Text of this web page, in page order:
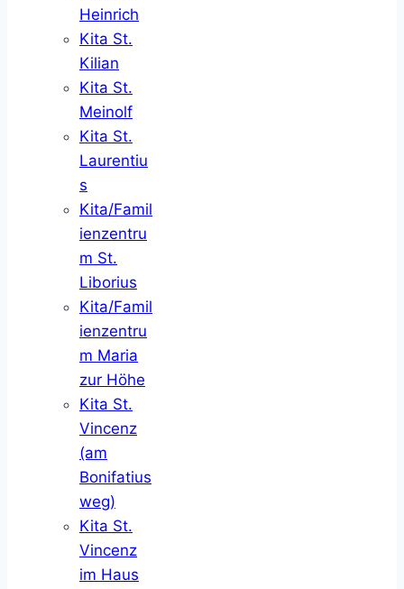
Heinrich
Kita St.
Kilian
Kita St.
Meinolf
Kita St.
Laurentiu
s
Kita/Famil
ienzentru
m St.
Liborius
Kita/Famil
ienzentru
m Maria
zur Höhe
Kita St.
Vincenz
(am
Bonifatius
weg)
Kita St.
Vincenz
im Haus